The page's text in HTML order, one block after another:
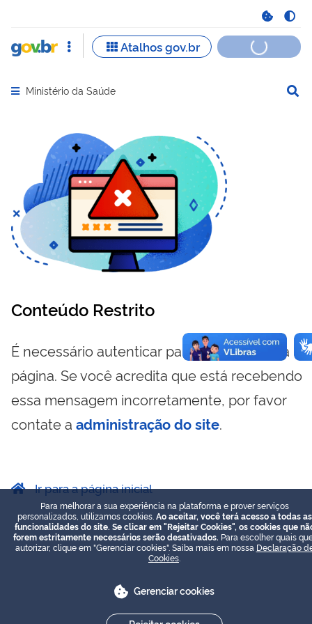
Abrir menu principal de navegação
Ministério da Saúde
Conteúdo Restrito
É necessário autenticar para visualizar essa
página. Se você acredita que está recebendo
essa mensagem incorretamente, por favor
contate a administração do site.
Ir para a página inicial
Para melhorar a sua experiência na plataforma e prover serviços
personalizados, utilizamos cookies. Ao aceitar, você terá acesso a todas as
funcionalidades do site. Se clicar em "Rejeitar Cookies", os cookies que
forem estritamente necessários serão desativados. Para escolher quais
autorizar, clique em "Gerenciar cookies". Saiba mais em nossa Declaração
Cookies
Gerenciar cookies